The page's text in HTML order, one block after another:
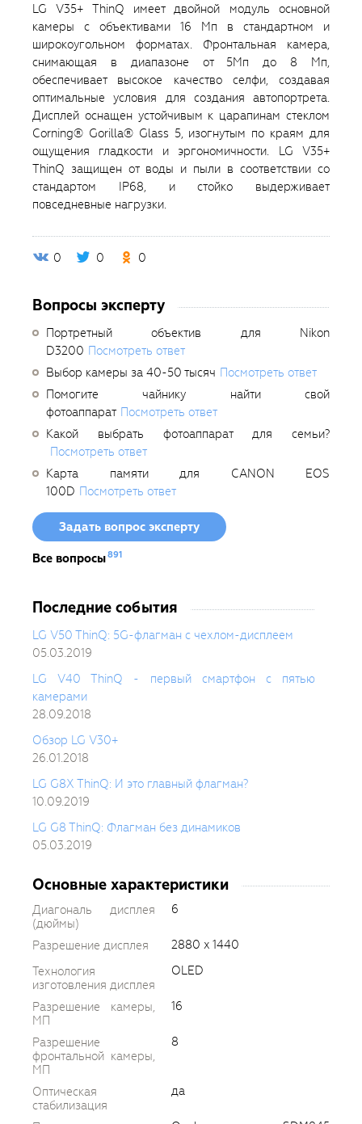
LG V35+ ThinQ имеет двойной модуль основной
камеры с объективами 16 Мп в стандартном и
широкоугольном форматах. Фронтальная камера,
снимающая в диапазоне от 5Мп до 8 Мп,
обеспечивает высокое качество селфи, создавая
оптимальные условия для создания автопортрета.
Дисплей оснащен устойчивым к царапинам стеклом
Corning® Gorilla® Glass 5, изогнутым по краям для
ощущения гладкости и эргономичности. LG V35+
ThinQ защищен от воды и пыли в соответствии со
стандартом IP68, и стойко выдерживает
повседневные нагрузки.
0 0 0
Вопросы эксперту
Портретный объектив для Nikon
D3200 Посмотреть ответ
Выбор камеры за 40-50 тысяч Посмотреть ответ
Помогите чайнику найти свой
фотоаппарат Посмотреть ответ
Какой выбрать фотоаппарат для семьи?
Посмотреть ответ
Карта памяти для CANON EOS
100D Посмотреть ответ
Задать вопрос эксперту
Все вопросы891
Последние события
LG V50 ThinQ: 5G-флагман с чехлом-дисплеем
05.03.2019
LG V40 ThinQ - первый смартфон с пятью
камерами
28.09.2018
Обзор LG V30+
26.01.2018
LG G8X ThinQ: И это главный флагман?
10.09.2019
LG G8 ThinQ: Флагман без динамиков
05.03.2019
Основные характеристики
Диагональ дисплея
(дюймы)
6
Разрешение дисплея
2880 x 1440
Технология
изготовления дисплея
OLED
Разрешение камеры,
МП
16
Разрешение
фронтальной камеры,
МП
8
Оптическая
стабилизация
да